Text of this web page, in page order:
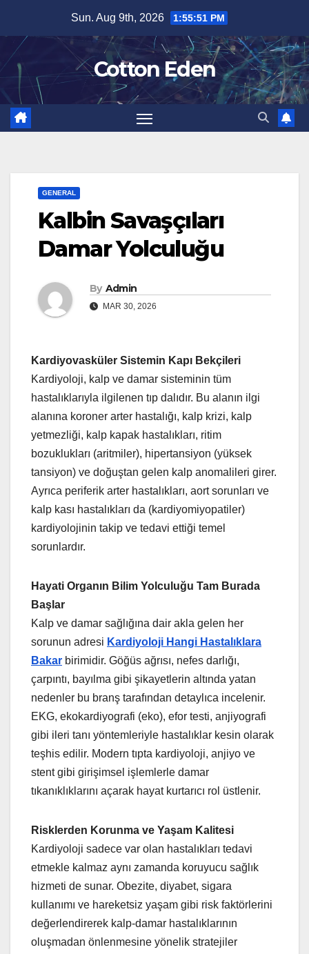
content
Sun. Aug 9th, 2026 1:55:52 PM
Cotton Eden
GENERAL
Kalbin Savaşçıları
Damar Yolculuğu
By Admin
MAR 30, 2026
Kardiyovasküler Sistemin Kapı Bekçileri
Kardiyoloji, kalp ve damar sisteminin tüm
hastalıklarıyla ilgilenen tıp dalıdır. Bu alanın ilgi
alanına koroner arter hastalığı, kalp krizi, kalp
yetmezliği, kalp kapak hastalıkları, ritim
bozuklukları (aritmiler), hipertansiyon (yüksek
tansiyon) ve doğuştan gelen kalp anomalileri girer.
Ayrıca periferik arter hastalıkları, aort sorunları ve
kalp kası hastalıkları da (kardiyomiyopatiler)
kardiyolojinin takip ve tedavi ettiği temel
sorunlardır.
Hayati Organın Bilim Yolculuğu Tam Burada
Başlar
Kalp ve damar sağlığına dair akla gelen her
sorunun adresi Kardiyoloji Hangi Hastalıklara
Bakar birimidir. Göğüs ağrısı, nefes darlığı,
çarpıntı, bayılma gibi şikayetlerin altında yatan
nedenler bu branş tarafından detaylıca incelenir.
EKG, ekokardiyografi (eko), efor testi, anjiyografi
gibi ileri tanı yöntemleriyle hastalıklar kesin olarak
teşhis edilir. Modern tıpta kardiyoloji, anjiyo ve
stent gibi girişimsel işlemlerle damar
tıkanıklıklarını açarak hayat kurtarıcı rol üstlenir.
Risklerden Korunma ve Yaşam Kalitesi
Kardiyoloji sadece var olan hastalıkları tedavi
etmekle kalmaz aynı zamanda koruyucu sağlık
hizmeti de sunar. Obezite, diyabet, sigara
kullanımı ve hareketsiz yaşam gibi risk faktörlerini
değerlendirerek kalp-damar hastalıklarının
oluşmadan önlenmesine yönelik stratejiler